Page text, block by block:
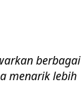
berbagai
menarik lebih